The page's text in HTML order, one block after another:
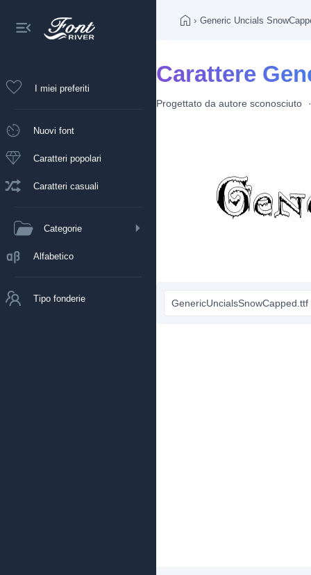
I miei preferiti
Nuovi font
Caratteri popolari
Caratteri casuali
Categorie
Alfabetico
Tipo fonderie
› Generic Uncials
Carattere
Progettato da autore sconosciuto
GenericUncialsSnowCapped.ttf